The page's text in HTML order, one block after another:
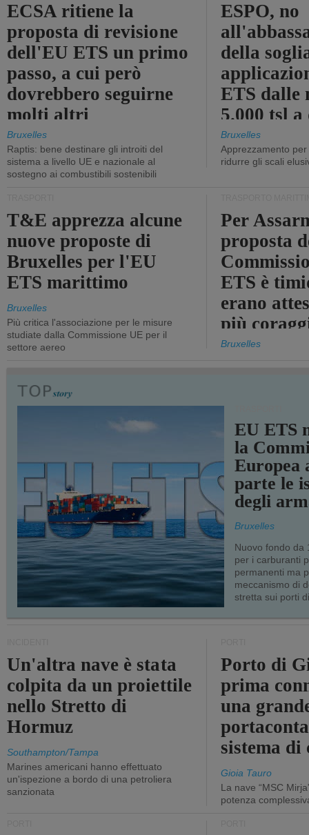
ECSA ritiene la
proposta di revisione
dell'EU ETS un primo
passo, a cui però
dovrebbero seguirne
molti altri
Bruxelles
Raptis: bene destinare gli introiti del
sistema a livello UE e nazionale al
sostegno ai combustibili sostenibili
ESPO, no
della
ETS dalle
5.000 tsl
400 tsl
Bruxelles
Apprezzamento
ridurre gli scali
T&E apprezza alcune
nuove proposte di
Bruxelles per l'EU
ETS marittimo
Bruxelles
Più critica l'associazione per le misure
studiate dalla Commissione UE per il
settore aereo
Per
proposta
ETS è
erano
più
Bruxelles
EU ETS
la
Europea
parte le
degli
Bruxelles
Nuovo fondo da
per i carburanti
permanenti ma
meccanismo di
stretta sui porti
Un'altra nave è stata
colpita da un proiettile
nello Stretto di
Hormuz
Southampton/Tampa
Marines americani hanno effettuato
un'ispezione a bordo di una petroliera
sanzionata
Porto di
prima
una
sistema
Gioia Tauro
La nave “MSC
potenza